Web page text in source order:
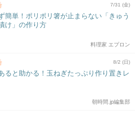
7/31 (金)
簡単！ポリポリ箸が止まらない「きゅう
け」の作り方
料理家 エプロン
8/2 (日)
ると助かる！玉ねぎたっぷり作り置きレ
朝時間.jp編集部